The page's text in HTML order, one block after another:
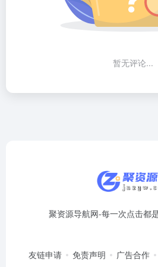
暂无评论...
聚资源导航网-每一次点击都
友链申请 免责声明 广告合作